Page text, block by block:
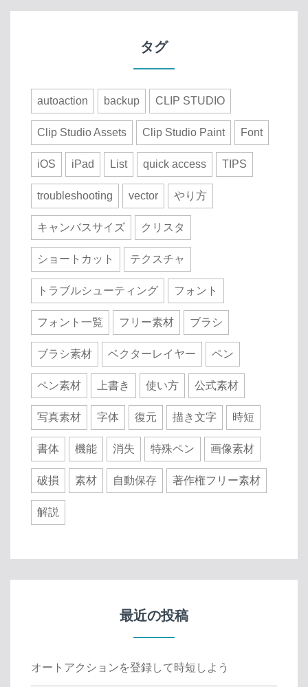
タグ
autoaction backup CLIP STUDIO
Clip Studio Assets Clip Studio Paint Font
iOS iPad List quick access TIPS
troubleshooting vector やり方
キャンバスサイズ クリスタ
ショートカット テクスチャ
トラブルシューティング フォント
フォント一覧 フリー素材 ブラシ
ブラシ素材 ベクターレイヤー ペン
ペン素材 上書き 使い方 公式素材
写真素材 字体 復元 描き文字 時短
書体 機能 消失 特殊ペン 画像素材
破損 素材 自動保存 著作権フリー素材
解説
最近の投稿
オートアクションを登録して時短しよう